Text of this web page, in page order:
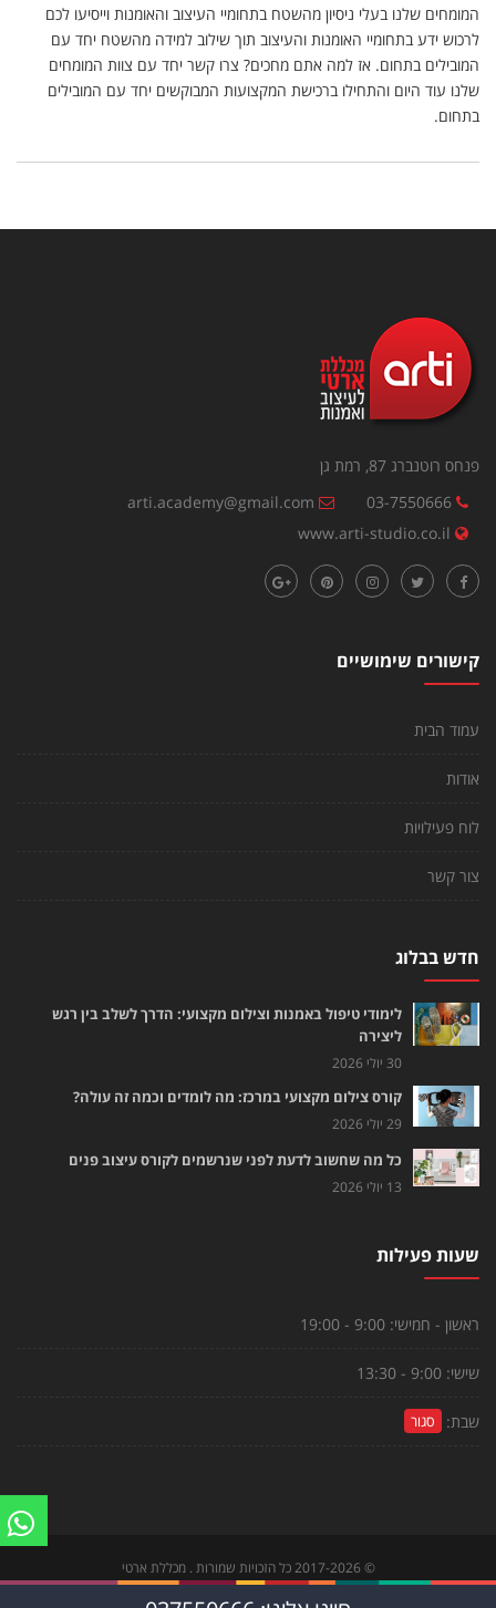
המומחים שלנו בעלי ניסיון מהשטח בתחומיי העיצוב והאומנות וייסיעו לכם
לרכוש ידע בתחומיי האומנות והעיצוב תוך שילוב למידה מהשטח יחד עם
המובילים בתחום. אז למה אתם מחכים? צרו קשר יחד עם צוות המומחים
שלנו עוד היום והתחילו ברכישת המקצועות המבוקשים יחד עם המובילים
בתחום.
פנחס רוטנברג 87, רמת גן
03-7550666
arti.academy@gmail.com
www.arti-studio.co.il
קישורים שימושיים
עמוד הבית
אודות
לוח פעילויות
צור קשר
חדש בבלוג
לימודי טיפול באמנות וצילום מקצועי: הדרך לשלב בין רגש
ליצירה
30 יולי 2026
קורס צילום מקצועי במרכז: מה לומדים וכמה זה עולה?
29 יולי 2026
כל מה שחשוב לדעת לפני שנרשמים לקורס עיצוב פנים
13 יולי 2026
שעות פעילות
ראשון - חמישי: 9:00 - 19:00
שישי: 9:00 - 13:30
שבת: סגור
©
2017-2026כל הזכויות שמורות . מכללת ארטי
צור קשר
| הקורסים שלנו | לוח פעילויות